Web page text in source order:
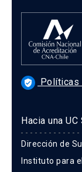
verified_user Políticas
Hacia una
Dirección de
Instituto para